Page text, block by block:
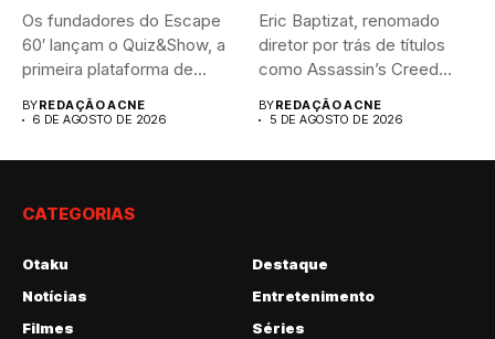
Os fundadores do Escape
60′ lançam o Quiz&Show, a
primeira plataforma de...
BYREDAÇÃO ACNE
6 DE AGOSTO DE 2026
Eric Baptizat, renomado
diretor por trás de títulos
como Assassin’s Creed
Valhalla...
BYREDAÇÃO ACNE
5 DE AGOSTO DE 2026
CATEGORIAS
Otaku
Destaque
Notícias
Entretenimento
Filmes
Séries